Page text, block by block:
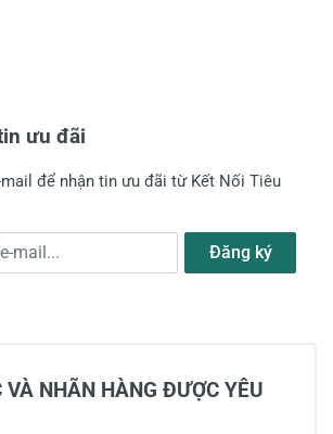
ưu đãi
để nhận tin ưu đãi từ Kết Nối Tiêu
Đăng ký
VÀ NHÃN HÀNG ĐƯỢC YÊU